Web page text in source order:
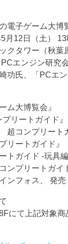
電子ゲーム大博
月12日（土）
クタワー（秋葉
エンジン研究
功氏、「PCエ
ム大博覧会』
リートガイド』
超コンプリート
リートガイド』
トガイド -玩具編
ンプリートガイ
ンフォス、 発売
にて上記対象